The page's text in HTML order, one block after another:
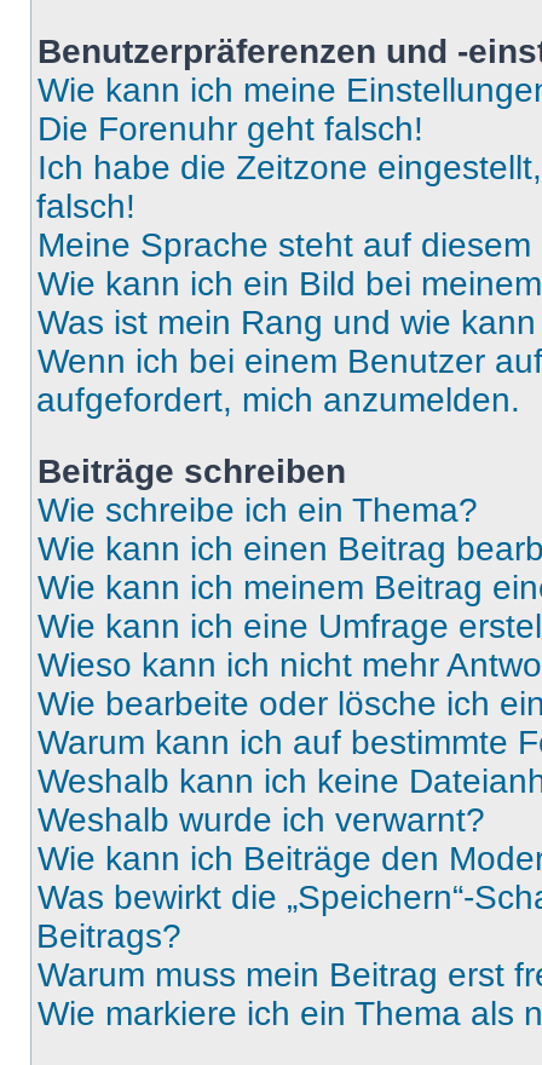
Benutzerpräferenzen und -
Wie kann ich meine
Die Forenuhr geht falsch!
Ich habe die Zeitzone
falsch!
Meine Sprache steht auf
Wie kann ich ein Bild bei
Was ist mein Rang und wie
Wenn ich bei einem Benutzer
aufgefordert, mich anzumelden.
Beiträge schreiben
Wie schreibe ich ein Thema?
Wie kann ich einen Beitrag
Wie kann ich meinem Beitrag
Wie kann ich eine Umfrage
Wieso kann ich nicht mehr
Wie bearbeite oder lösche ich
Warum kann ich auf bestimmte
Weshalb kann ich keine
Weshalb wurde ich verwarnt?
Wie kann ich Beiträge den
Was bewirkt die „Speichern“-
Beitrags?
Warum muss mein Beitrag erst
Wie markiere ich ein Thema als